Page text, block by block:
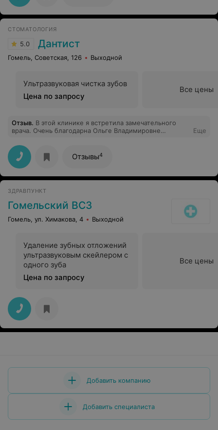
СТОМАТОЛОГИЯ
5.0 Дантист
Гомель, Советская, 126 Выходной
Ультразвуковая чистка зубов
Цена по запросу
Все цены
Отзыв. В этой клинике я встретила замечательного
врача. Очень благодарна Ольге Владимировне
внимание и доброту. Большое ей СПАСИБО!
Еще
Отзывы4
ЗДРАВПУНКТ
Гомельский ВСЗ
Гомель, ул. Химакова, 4 Выходной
Удаление зубных отложений
ультразвуковым скейлером с
одного зуба
Цена по запросу
Все цены
Добавить компанию
Добавить специалиста